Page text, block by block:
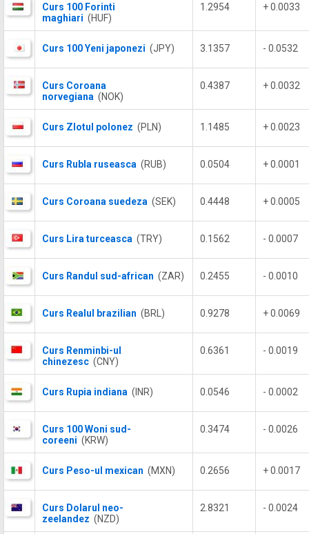
Curs 100 Forinti
maghiari (HUF)
1.2954 + 0.0033
Curs 100 Yeni japonezi (JPY) 3.1357 - 0.0532
Curs Coroana
norvegiana (NOK)
0.4387 + 0.0032
Curs Zlotul polonez (PLN) 1.1485 + 0.0023
Curs Rubla ruseasca (RUB) 0.0504 + 0.0001
Curs Coroana suedeza (SEK) 0.4448 + 0.0005
Curs Lira turceasca (TRY) 0.1562 - 0.0007
Curs Randul sud-african (ZAR) 0.2455 - 0.0010
Curs Realul brazilian (BRL) 0.9278 + 0.0069
Curs Renminbi-ul
chinezesc (CNY)
0.6361 - 0.0019
Curs Rupia indiana (INR) 0.0546 - 0.0002
Curs 100 Woni sud-
coreeni (KRW)
0.3474 - 0.0026
Curs Peso-ul mexican (MXN) 0.2656 + 0.0017
Curs Dolarul neo-
zeelandez (NZD)
2.8321 - 0.0024